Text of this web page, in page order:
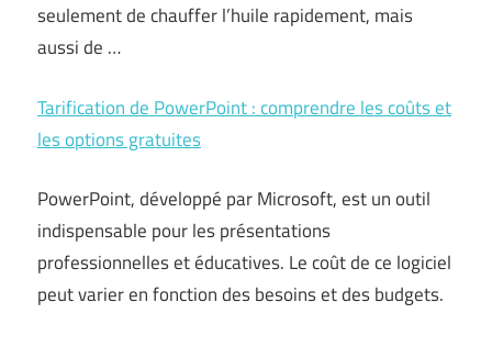
seulement de chauffer l’huile rapidement, mais
aussi de …
Tarification de PowerPoint : comprendre les coûts et
les options gratuites
PowerPoint, développé par Microsoft, est un outil
indispensable pour les présentations
professionnelles et éducatives. Le coût de ce logiciel
peut varier en fonction des besoins et des budgets.